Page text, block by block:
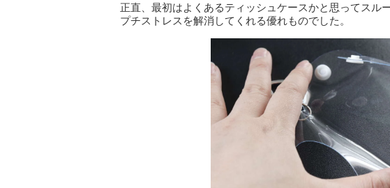
正直、最初はよくあるティッシュケースかと思ってスル
プチストレスを解消してくれる優れものでした。